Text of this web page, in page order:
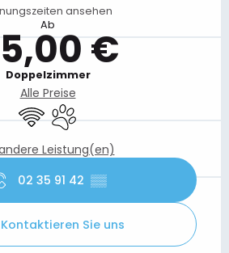
ansehen
Ab
€
Doppelzimmer
Alle Preise
Wi-Fi Tiere erlaubt
andere Leistung(en)
02 35 91 42 ▒▒
Kontaktieren Sie uns